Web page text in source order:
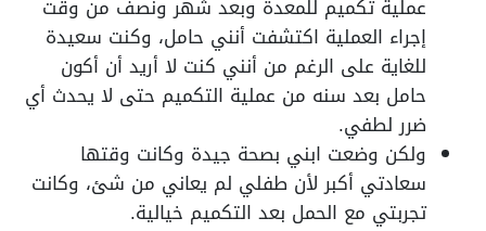
عملية تكميم للمعدة وبعد شهر ونصف من وقت
إجراء العملية اكتشفت أنني حامل، وكنت سعيدة
للغاية على الرغم من أنني كنت لا أريد أن أكون
حامل بعد سنه من عملية التكميم حتى لا يحدث أي
ضرر لطفي.
ولكن وضعت ابني بصحة جيدة وكانت وقتها
سعادتي أكبر لأن طفلي لم يعاني من شئ، وكانت
تجربتي مع الحمل بعد التكميم خيالية.